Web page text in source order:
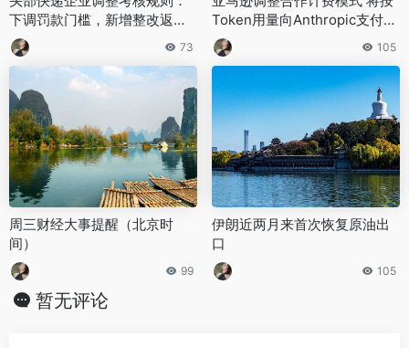
下调罚款门槛，新增整改返款
与揽收保底双重奖励
73
Token用量向Anthropic支付AI
模型费用
105
周三财经大事提醒（北京时
间）
99
伊朗近两月来首次恢复原油出
口
105
暂无评论